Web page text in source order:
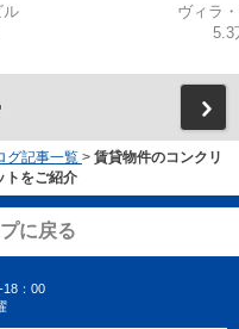
ル
ヴィラ
5.3
グ記事一覧 > 賃貸物件のコンクリ
トをご紹介
に戻る
18：00